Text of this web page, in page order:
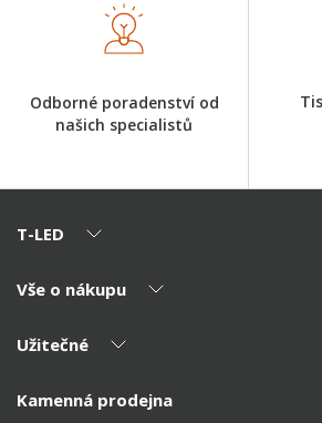
Odborné poradenství od
našich specialistů
T-LED
O nás
Kontakty
Vše o nákupu
Výhody T-LED
Montáž
Užitečné
Reklamace a vrácení
Kamenná prodejna